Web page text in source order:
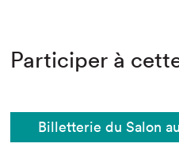
Participer à
Billetterie du Salon